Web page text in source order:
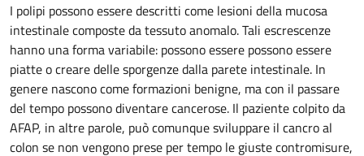
I polipi possono essere descritti come lesioni della mucosa
intestinale composte da tessuto anomalo. Tali escrescenze
hanno una forma variabile: possono essere possono essere
piatte o creare delle sporgenze dalla parete intestinale. In
genere nascono come formazioni benigne, ma con il passare
del tempo possono diventare cancerose. Il paziente colpito da
AFAP, in altre parole, può comunque sviluppare il cancro al
colon se non vengono prese per tempo le giuste contromisure,